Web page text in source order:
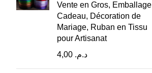
Vente en Gros, Emballage
Cadeau, Décoration de
Mariage, Ruban en Tissu
pour Artisanat
د.م.